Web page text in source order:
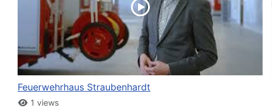
Feuerwehrhaus Straubenhardt
1 views